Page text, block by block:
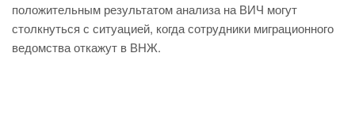
положительным результатом анализа на ВИЧ могут
столкнуться с ситуацией, когда сотрудники миграционного
ведомства откажут в ВНЖ.